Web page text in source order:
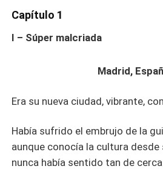
quiere, lo tiene. Así ha sido
Capítulo 1
I – Súper malcriada
Madrid,
Era su nueva ciudad, vibrante,
Había sufrido el embrujo de la
aunque conocía la cultura desde
nunca había sentido tan de